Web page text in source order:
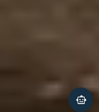
smart_toy